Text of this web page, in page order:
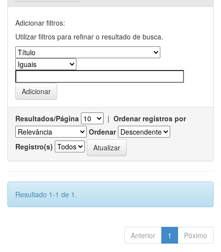
Adicionar filtros:
Utilizar filtros para refinar o resultado de busca.
Resultados/Página | Ordenar registros por
Ordenar
Registro(s)
Resultado 1-1 de 1.
Anterior 1 Póximo